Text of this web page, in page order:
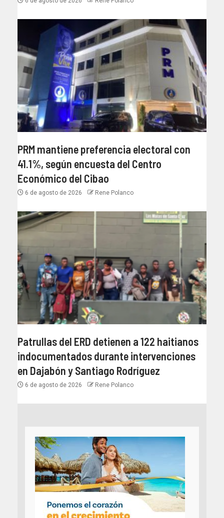
PRM mantiene preferencia electoral con
41.1%, según encuesta del Centro
Económico del Cibao
6 de agosto de 2026 Rene Polanco
Patrullas del ERD detienen a 122 haitianos
indocumentados durante intervenciones
en Dajabón y Santiago Rodríguez
6 de agosto de 2026 Rene Polanco